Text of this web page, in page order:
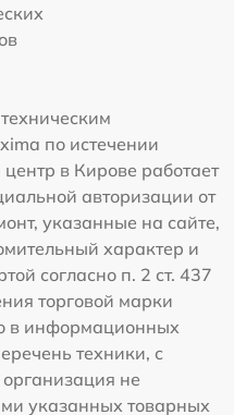
по истечении
в Кирове работает
авторизации от
указанные на сайте,
характер и
согласно п. 2 ст. 437
торговой марки
в информационных
техники, с
не
указанных товарных